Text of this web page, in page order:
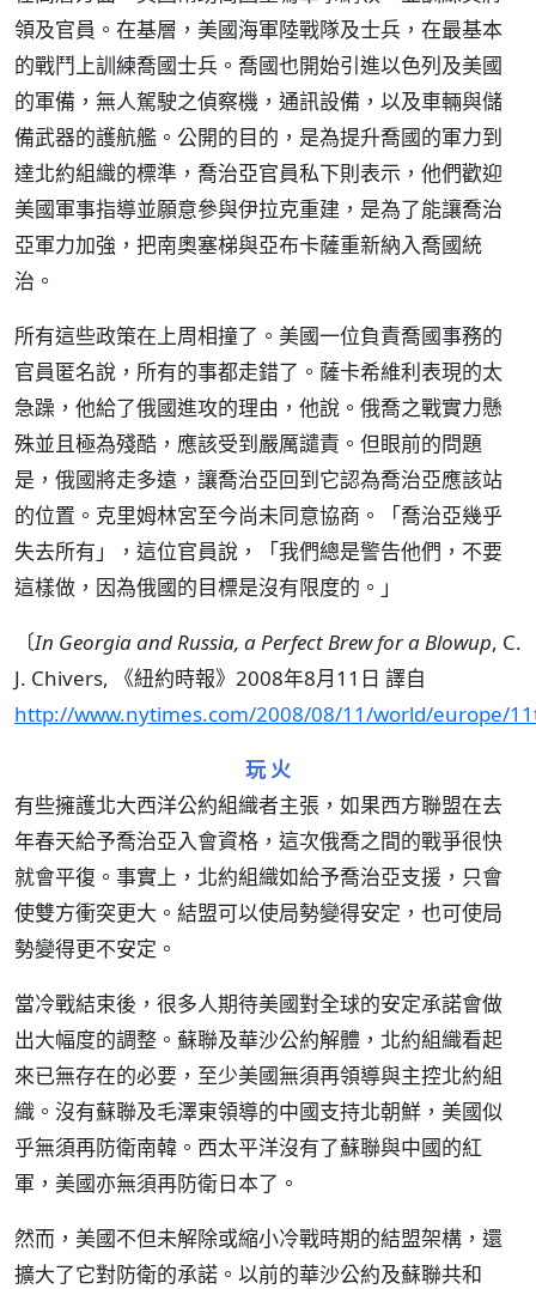
領及官員。在基層，美國海軍陸戰隊及士兵，在最基本
的戰鬥上訓練喬國士兵。喬國也開始引進以色列及美國
的軍備，無人駕駛之偵察機，通訊設備，以及車輛與儲
備武器的護航艦。公開的目的，是為提升喬國的軍力到
達北約組織的標準，喬治亞官員私下則表示，他們歡迎
美國軍事指導並願意參與伊拉克重建，是為了能讓喬治
亞軍力加強，把南奧塞梯與亞布卡薩重新納入喬國統
治。
所有這些政策在上周相撞了。美國一位負責喬國事務的
官員匿名說，所有的事都走錯了。薩卡希維利表現的太
急躁，他給了俄國進攻的理由，他說。俄喬之戰實力懸
殊並且極為殘酷，應該受到嚴厲譴責。但眼前的問題
是，俄國將走多遠，讓喬治亞回到它認為喬治亞應該站
的位置。克里姆林宮至今尚未同意協商。「喬治亞幾乎
失去所有」，這位官員說，「我們總是警告他們，不要
這樣做，因為俄國的目標是沒有限度的。」
〔In Georgia and Russia, a Perfect Brew for a Blowup, C.
J. Chivers, 《紐約時報》2008年8月11日 譯自
http://www.nytimes.com/2008/08/11/world/europe/
玩 火
有些擁護北大西洋公約組織者主張，如果西方聯盟在去
年春天給予喬治亞入會資格，這次俄喬之間的戰爭很快
就會平復。事實上，北約組織如給予喬治亞支援，只會
使雙方衝突更大。結盟可以使局勢變得安定，也可使局
勢變得更不安定。
當冷戰結束後，很多人期待美國對全球的安定承諾會做
出大幅度的調整。蘇聯及華沙公約解體，北約組織看起
來已無存在的必要，至少美國無須再領導與主控北約組
織。沒有蘇聯及毛澤東領導的中國支持北朝鮮，美國似
乎無須再防衛南韓。西太平洋沒有了蘇聯與中國的紅
軍，美國亦無須再防衛日本了。
然而，美國不但未解除或縮小冷戰時期的結盟架構，還
擴大了它對防衛的承諾。以前的華沙公約及蘇聯共和